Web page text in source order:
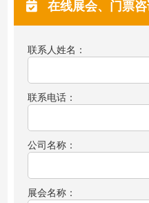
在线展会、门票
联系人姓名：
联系电话：
公司名称：
展会名称：